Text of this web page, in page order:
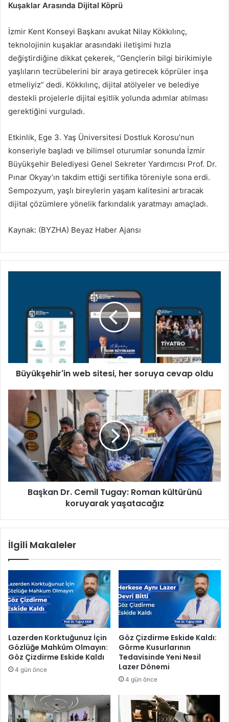
Kuşaklar Arasında Dijital Köprü
İzmir Kent Konseyi Başkanı avukat Nilay Kökkılınç,
teknolojinin kuşaklar arasındaki iletişimi hızla
değiştirdiğine dikkat çekerek, “Gençlerin bilgi birikimiyle
yaşlıların tecrübelerini bir araya getirecek köprüler inşa
etmeliyiz” dedi. Kökkılınç, dijital atölyeler ve belediye
destekli projelerle dijital eşitlik yolunda adımlar atılması
gerektiğini vurguladı.
Etkinlik, Ege 3. Yaş Üniversitesi Dostluk Korosu’nun
konseriyle başladı ve bilimsel oturumlar sonunda İzmir
Büyükşehir Belediyesi Genel Sekreter Yardımcısı Prof. Dr.
Pınar Okyay’ın takdim ettiği sertifika töreniyle sona erdi.
Sempozyum, yaşlı bireylerin yaşam kalitesini artıracak
dijital çözümlere yönelik farkındalık yaratmayı amaçladı.
Kaynak: (BYZHA) Beyaz Haber Ajansı
i
e
b
s
e
r
u
y
a
e
v
a
o
d
u
Büyükşehir'in web sitesi, her soruya cevap oldu
k
a
n
.
y
:
R
a
n
ü
t
ü
r
Başkan Dr. Cemil Tugay: Roman kültürünü
koruyarak yaşatacağız
İlgili Makaleler
Lazerden Korktuğunuz İçin
Gözlüğe Mahkûm Olmayın:
Göz Çizdirme Eskide Kaldı
4 gün önce
Göz Çizdirme Eskide Kaldı:
Görme Kusurlarının
Tedavisinde Yeni Nesil
Lazer Dönemi
4 gün önce